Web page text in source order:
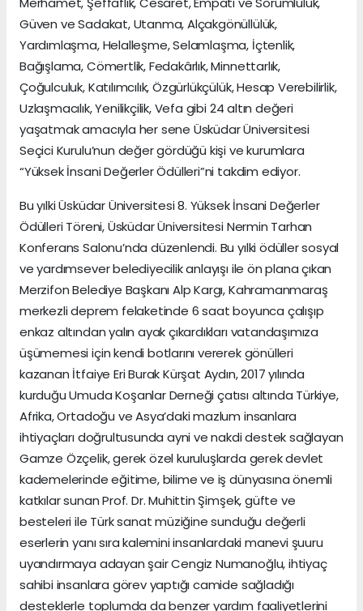
Güven ve Sadakat, Utanma, Alçakgönüllülük,
Yardımlaşma, Helalleşme, Selamlaşma, İçtenlik,
Bağışlama, Cömertlik, Fedakârlık, Minnettarlık,
Çoğulculuk, Katılımcılık, Özgürlükçülük, Hesap Verebilirlik,
Uzlaşmacılık, Yenilikçilik, Vefa gibi 24 altın değeri
yaşatmak amacıyla her sene Üsküdar Üniversitesi
Seçici Kurulu’nun değer gördüğü kişi ve kurumlara
“Yüksek İnsani Değerler Ödülleri”ni takdim ediyor.
Bu yılki Üsküdar Üniversitesi 8. Yüksek İnsani Değerler
Ödülleri Töreni, Üsküdar Üniversitesi Nermin Tarhan
Konferans Salonu’nda düzenlendi. Bu yılki ödüller sosyal
ve yardımsever belediyecilik anlayışı ile ön plana çıkan
Merzifon Belediye Başkanı Alp Kargı, Kahramanmaraş
merkezli deprem felaketinde 6 saat boyunca çalışıp
enkaz altından yalın ayak çıkardıkları vatandaşımıza
üşümemesi için kendi botlarını vererek gönülleri
kazanan İtfaiye Eri Burak Kürşat Aydın, 2017 yılında
kurduğu Umuda Koşanlar Derneği çatısı altında Türkiye,
Afrika, Ortadoğu ve Asya’daki mazlum insanlara
ihtiyaçları doğrultusunda ayni ve nakdi destek sağlayan
Gamze Özçelik, gerek özel kuruluşlarda gerek devlet
kademelerinde eğitime, bilime ve iş dünyasına önemli
katkılar sunan Prof. Dr. Muhittin Şimşek, güfte ve
besteleri ile Türk sanat müziğine sunduğu değerli
eserlerin yanı sıra kalemini insanlardaki manevi şuuru
uyandırmaya adayan şair Cengiz Numanoğlu, ihtiyaç
sahibi insanlara görev yaptığı camide sağladığı
desteklerle toplumda da benzer yardım faaliyetlerini